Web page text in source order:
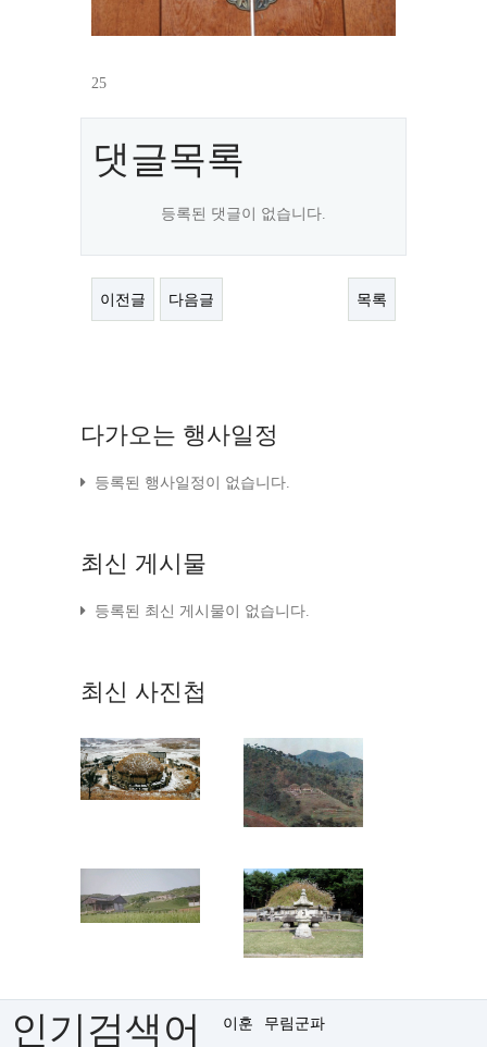
25
댓글목록
등록된 댓글이 없습니다.
이전글 다음글 목록
다가오는 행사일정
등록된 행사일정이 없습니다.
최신 게시물
등록된 최신 게시물이 없습니다.
최신 사진첩
인기검색어 이훈 무림군파